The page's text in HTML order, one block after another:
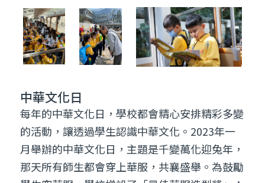
中華文化日
每年的中華文化日，學校都會精心安排精彩多變
的活動，讓透過學生認識中華文化。2023年一
月舉辦的中華文化日，主題是千變萬化迎兔年，
那天所有師生都會穿上華服，共襄盛舉。為鼓勵
學生穿華服，學校增設了「最佳華服造型獎」；
邀請醒獅和變臉團體為我們表演，增添新年氣
氛；設計許多富文化又有趣好玩的攤位。那天，
我們更邀請了區內幼稚園學生到校一起同樂。